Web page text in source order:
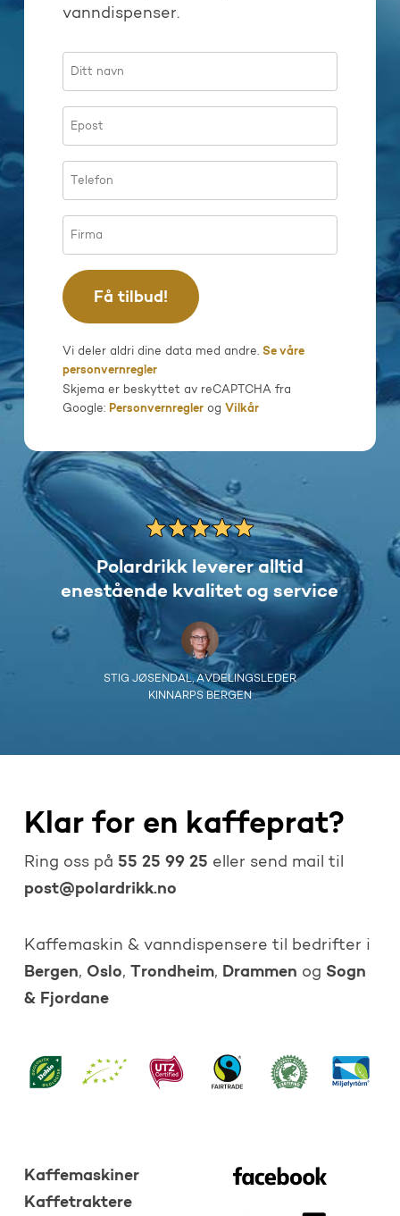
vanndispenser.
Vi deler aldri dine data med andre.Se våre
personvernregler
Skjema er beskyttet av reCAPTCHA fra
Google: Personvernregler ogVilkår
Polardrikk leverer alltid
enestående kvalitet og service
STIG JØSENDAL, AVDELINGSLEDER
KINNARPS BERGEN
Klar for en kaffeprat?
Ring oss på 55 25 99 25 eller send mail til
post@polardrikk.no
Kaffemaskin & vanndispensere til bedrifter i
Bergen, Oslo, Trondheim, Drammen og Sogn
& Fjordane
Kaffemaskiner
Kaffetraktere